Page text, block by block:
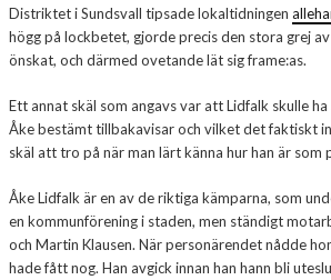
Distriktet i Sundsvall tipsade lokaltidningen
högg på lockbetet, gjorde precis den stora grej av
önskat, och därmed ovetande lät sig frame:as.
Ett annat skäl som angavs var att Lidfalk skulle
Åke bestämt tillbakavisar och vilket det faktiskt
skäl att tro på när man lärt känna hur han är som
Åke Lidfalk är en av de riktiga kämparna, som
en kommunförening i staden, men ständigt
och Martin Klausen. När personärendet nådde
hade fått nog. Han avgick innan han hann bli